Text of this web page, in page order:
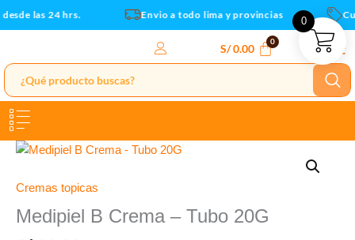
Ir
al
las 24 hrs. Envio a todo lima y provincias
S/0.00
Cremas topicas
Medipiel B Crema – Tubo 20G
Medipiel
Crema
Tubo
0
cantidad